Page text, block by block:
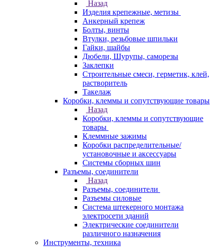
Назад
Изделия крепежные, метизы
Анкерный крепеж
Болты, винты
Втулки, резьбовые шпильки
Гайки, шайбы
Дюбели, Шурупы, саморезы
Заклепки
Строительные смеси, герметик, клей,
растворитель
Такелаж
Коробки, клеммы и сопутствующие товары
Назад
Коробки, клеммы и сопутствующие
товары
Клеммные зажимы
Коробки распределительные/
установочные и аксессуары
Системы сборных шин
Разъемы, соединители
Назад
Разъемы, соединители
Разъемы силовые
Система штекерного монтажа
электросети зданий
Электрические соединители
различного назначения
Инструменты, техника